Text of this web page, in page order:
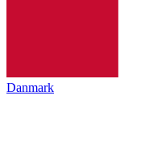
Danmark